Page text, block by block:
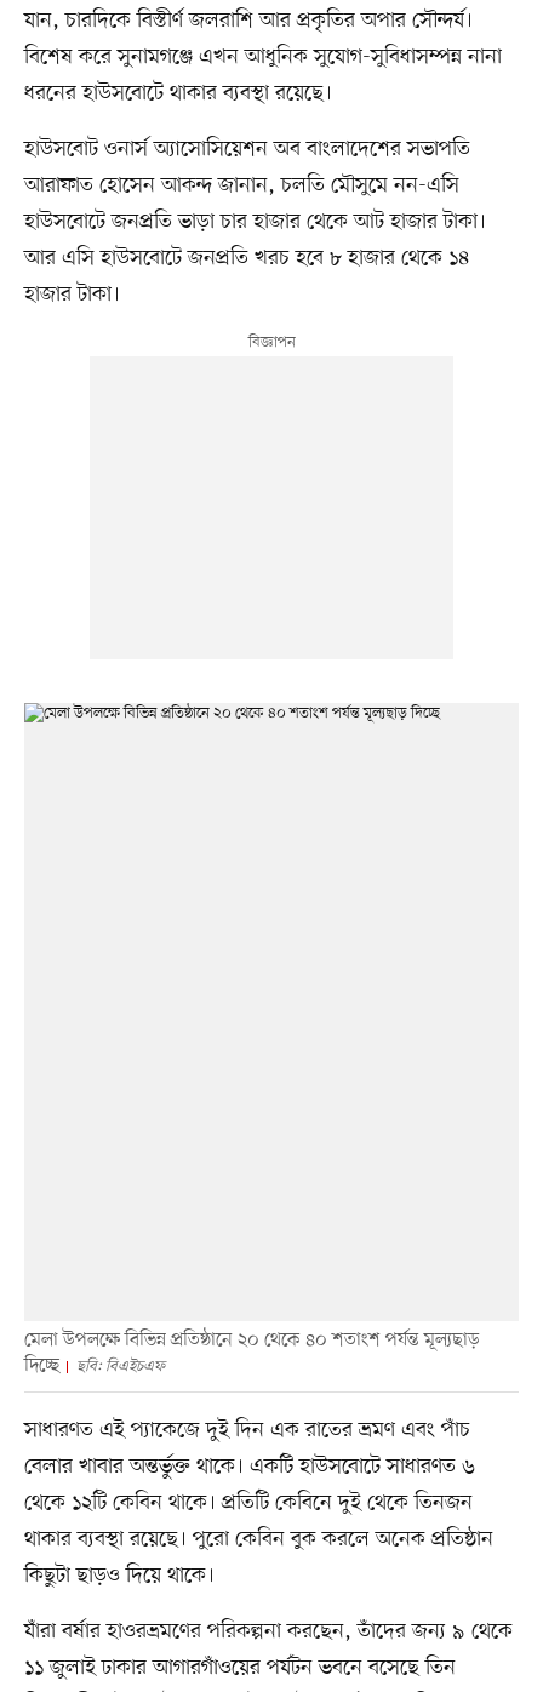
যান, চারদিকে বিস্তীর্ণ জলরাশি আর প্রকৃতির অপার সৌন্দর্য।
বিশেষ করে সুনামগঞ্জে এখন আধুনিক সুযোগ-সুবিধাসম্পন্ন নানা
ধরনের হাউসবোটে থাকার ব্যবস্থা রয়েছে।
হাউসবোট ওনার্স অ্যাসোসিয়েশন অব বাংলাদেশের সভাপতি
আরাফাত হোসেন আকন্দ জানান, চলতি মৌসুমে নন-এসি
হাউসবোটে জনপ্রতি ভাড়া চার হাজার থেকে আট হাজার টাকা।
আর এসি হাউসবোটে জনপ্রতি খরচ হবে ৮ হাজার থেকে ১৪
হাজার টাকা।
মেলা উপলক্ষে বিভিন্ন প্রতিষ্ঠানে ২০ থেকে ৪০ শতাংশ পর্যন্ত মূল্যছাড়
দিচ্ছে
ছবি: বিএইচএফ
সাধারণত এই প্যাকেজে দুই দিন এক রাতের ভ্রমণ এবং পাঁচ
বেলার খাবার অন্তর্ভুক্ত থাকে। একটি হাউসবোটে সাধারণত ৬
থেকে ১২টি কেবিন থাকে। প্রতিটি কেবিনে দুই থেকে তিনজন
থাকার ব্যবস্থা রয়েছে। পুরো কেবিন বুক করলে অনেক প্রতিষ্ঠান
কিছুটা ছাড়ও দিয়ে থাকে।
যাঁরা বর্ষার হাওরভ্রমণের পরিকল্পনা করছেন, তাঁদের জন্য ৯ থেকে
১১ জুলাই ঢাকার আগারগাঁওয়ের পর্যটন ভবনে বসেছে তিন